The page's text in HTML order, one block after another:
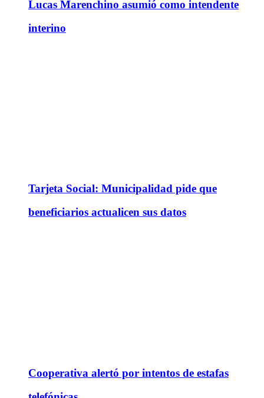
Lucas Marenchino asumió como intendente
interino
Tarjeta Social: Municipalidad pide que
beneficiarios actualicen sus datos
Cooperativa alertó por intentos de estafas